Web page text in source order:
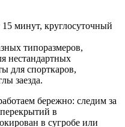
минут, круглосуточный
типоразмеров,
нестандартных
для спорткаров,
заезда.
бережно: следим за
в
в сугробе или